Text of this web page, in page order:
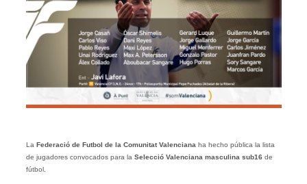
La Federació de Futbol de la Comunitat Valenciana ha hecho pública la lista
de jugadores convocados para la Selecció Valenciana masculina sub16 de
fútbol.